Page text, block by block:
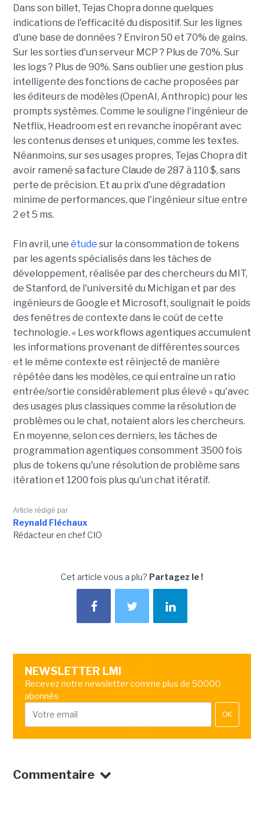
Dans son billet, Tejas Chopra donne quelques
indications de l'efficacité du dispositif. Sur les lignes
d'une base de données ? Environ 50 et 70% de gains.
Sur les sorties d'un serveur MCP ? Plus de 70%. Sur
les logs ? Plus de 90%. Sans oublier une gestion plus
intelligente des fonctions de cache proposées par
les éditeurs de modèles (OpenAI, Anthropic) pour les
prompts systèmes. Comme le souligne l'ingénieur de
Netflix, Headroom est en revanche inopérant avec
les contenus denses et uniques, comme les textes.
Néanmoins, sur ses usages propres, Tejas Chopra dit
avoir ramené sa facture Claude de 287 à 110 $, sans
perte de précision. Et au prix d'une dégradation
minime de performances, que l'ingénieur situe entre
2 et 5 ms.
Fin avril, une étude sur la consommation de tokens
par les agents spécialisés dans les tâches de
développement, réalisée par des chercheurs du MIT,
de Stanford, de l'université du Michigan et par des
ingénieurs de Google et Microsoft, soulignait le poids
des fenêtres de contexte dans le coût de cette
technologie. « Les workflows agentiques accumulent
les informations provenant de différentes sources
et le même contexte est réinjecté de manière
répétée dans les modèles, ce qui entraîne un ratio
entrée/sortie considérablement plus élevé » qu'avec
des usages plus classiques comme la résolution de
problèmes ou le chat, notaient alors les chercheurs.
En moyenne, selon ces derniers, les tâches de
programmation agentiques consomment 3500 fois
plus de tokens qu'une résolution de problème sans
itération et 1200 fois plus qu'un chat itératif.
Article rédigé par
Reynald Fléchaux
Rédacteur en chef CIO
Cet article vous a plu? Partagez le !
NEWSLETTER LMI
Recevez notre newsletter comme plus de 50000
abonnés
OK
Commentaire